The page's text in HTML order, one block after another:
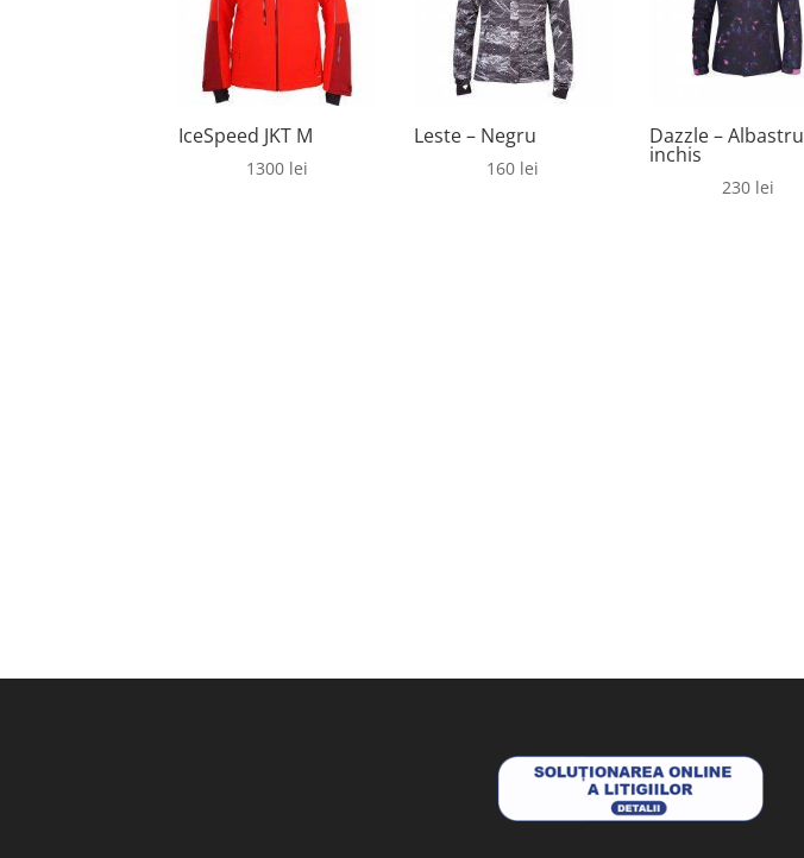
IceSpeed JKT M
1300 lei
Leste – Negru
160 lei
Dazzle – Albastru
inchis
230 lei